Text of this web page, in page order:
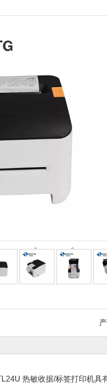
热敏收据/标签打印机具